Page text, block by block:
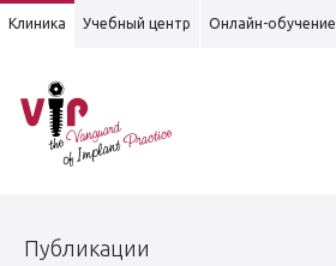
Клиника Учебный центр Онлайн-обучение
Публикации